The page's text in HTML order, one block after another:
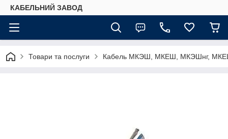
КАБЕЛЬНИЙ ЗАВОД
Товари та послуги Кабель МКЭШ, МКЕШ, МКЭШнг,